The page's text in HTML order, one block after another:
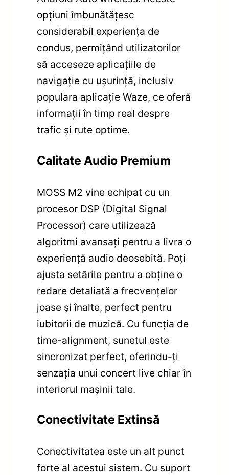
opțiuni îmbunătățesc
considerabil experiența de
condus, permițând utilizatorilor
să acceseze aplicațiile de
navigație cu ușurință, inclusiv
populara aplicație Waze, ce oferă
informații în timp real despre
trafic și rute optime.
Calitate Audio Premium
MOSS M2 vine echipat cu un
procesor DSP (Digital Signal
Processor) care utilizează
algoritmi avansați pentru a livra o
experiență audio deosebită. Poți
ajusta setările pentru a obține o
redare detaliată a frecvențelor
joase și înalte, perfect pentru
iubitorii de muzică. Cu funcția de
time-alignment, sunetul este
sincronizat perfect, oferindu-ți
senzația unui concert live chiar în
interiorul mașinii tale.
Conectivitate Extinsă
Conectivitatea este un alt punct
forte al acestui sistem. Cu suport